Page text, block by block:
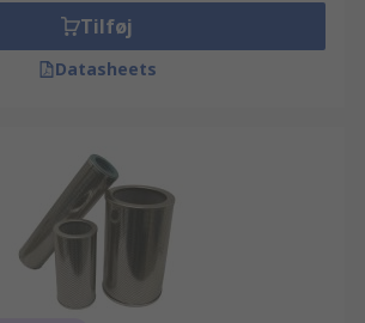
Tilføj
Datasheets